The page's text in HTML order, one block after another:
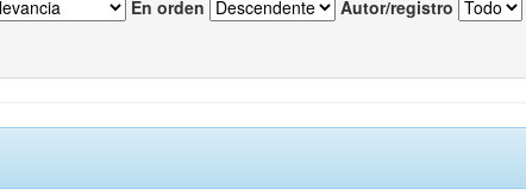
En orden Autor/registro